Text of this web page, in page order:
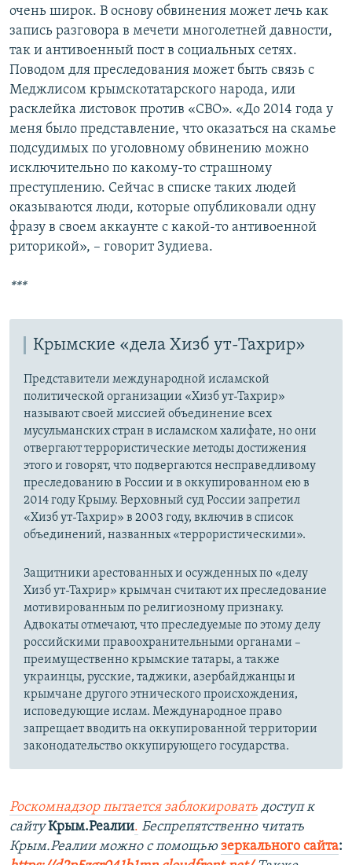
очень широк. В основу обвинения может лечь как
запись разговора в мечети многолетней давности,
так и антивоенный пост в социальных сетях.
Поводом для преследования может быть связь с
Меджлисом крымскотатарского народа, или
расклейка листовок против «СВО». «До 2014 года у
меня было представление, что оказаться на скамье
подсудимых по уголовному обвинению можно
исключительно по какому-то страшному
преступлению. Сейчас в списке таких людей
оказываются люди, которые опубликовали одну
фразу в своем аккаунте с какой-то антивоенной
риторикой», – говорит Зудиева.
***
Крымские «дела Хизб ут-Тахрир»
Представители международной исламской
политической организации «Хизб ут-Тахрир»
называют своей миссией объединение всех
мусульманских стран в исламском халифате, но они
отвергают террористические методы достижения
этого и говорят, что подвергаются несправедливому
преследованию в России и в оккупированном ею в
2014 году Крыму. Верховный суд России запретил
«Хизб ут-Тахрир» в 2003 году, включив в список
объединений, названных «террористическими».
Защитники арестованных и осужденных по «делу
Хизб ут-Тахрир» крымчан считают их преследование
мотивированным по религиозному признаку.
Адвокаты отмечают, что преследуемые по этому делу
российскими правоохранительными органами –
преимущественно крымские татары, а также
украинцы, русские, таджики, азербайджанцы и
крымчане другого этнического происхождения,
исповедующие ислам. Международное право
запрещает вводить на оккупированной территории
законодательство оккупирующего государства.
Роскомнадзор пытается заблокировать доступ к
сайтуКрым.Реалии. Беспрепятственно читать
Крым.Реалии можно с помощью зеркального сайта: